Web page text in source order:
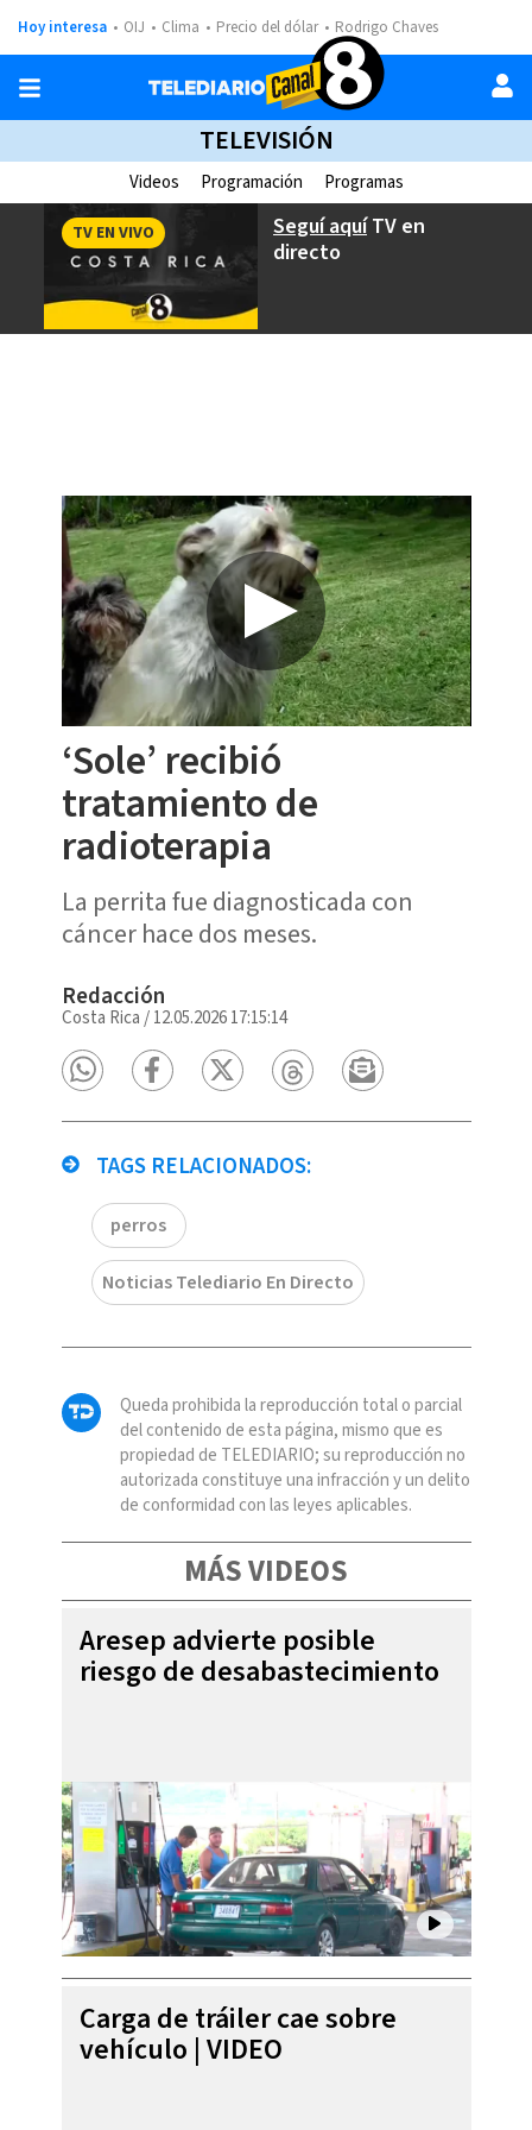
Hoy interesa OIJ Clima Precio del dólar Rodrigo Chaves
TELEVISIÓN
Videos Programación Programas
Seguí aquíTV en
directo
TV EN VIVO
‘Sole’ recibió
tratamiento de
radioterapia
La perrita fue diagnosticada con
cáncer hace dos meses.
Redacción
Costa Rica /12.05.2026 17:15:14
TAGS RELACIONADOS:
perros
Noticias Telediario En Directo
Queda prohibida la reproducción total o parcial
del contenido de esta página, mismo que es
propiedad de TELEDIARIO; su reproducción no
autorizada constituye una infracción y un delito
de conformidad con las leyes aplicables.
MÁS VIDEOS
Aresep advierte posible
riesgo de desabastecimiento
Carga de tráiler cae sobre
vehículo | VIDEO